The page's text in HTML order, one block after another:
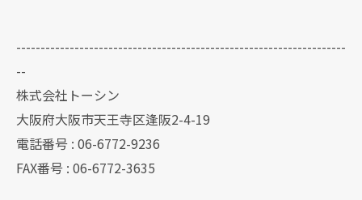
--------------------------------------------------------------------
--
株式会社トーシン
大阪府大阪市天王寺区逢阪2-4-19
電話番号 : 06-6772-9236
FAX番号 : 06-6772-3635